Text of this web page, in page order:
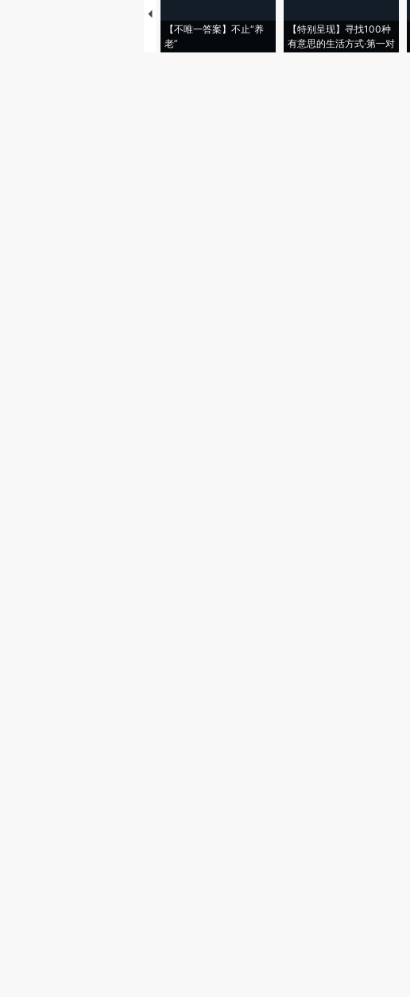
【不唯一答案】不止“养
老”
【特别呈现】寻找100种
有意思的生活方式·第一对